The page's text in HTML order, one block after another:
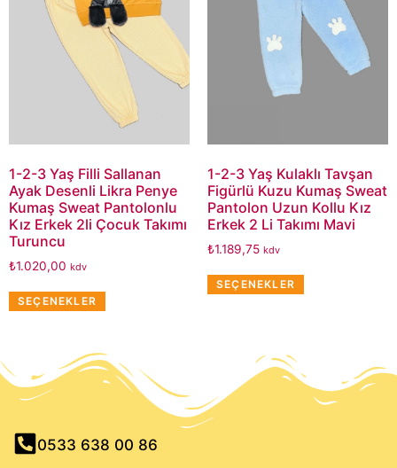
1-2-3 Yaş Filli Sallanan
Ayak Desenli Likra Penye
Kumaş Sweat Pantolonlu
Kız Erkek 2li Çocuk Takımı
Turuncu
₺1.020,00 kdv
SEÇENEKLER
1-2-3 Yaş Kulaklı Tavşan
Figürlü Kuzu Kumaş Sweat
Pantolon Uzun Kollu Kız
Erkek 2 Li Takımı Mavi
₺1.189,75 kdv
SEÇENEKLER
0533 638 00 86